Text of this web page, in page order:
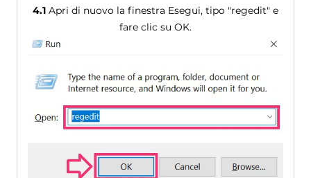
4.1Apri di nuovo la finestra Esegui, tipo "regedit" e
fare clic su OK.